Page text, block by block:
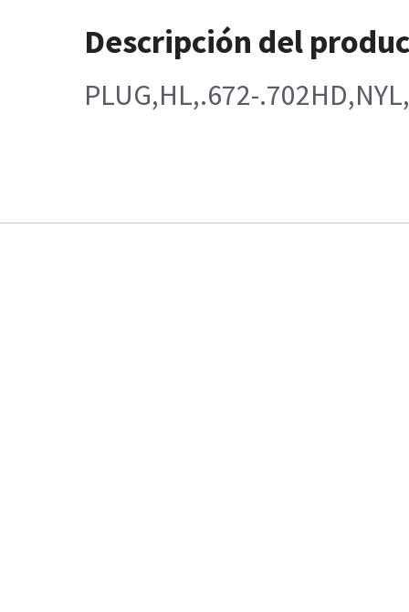
Descripción del
PLUG,HL,.672-